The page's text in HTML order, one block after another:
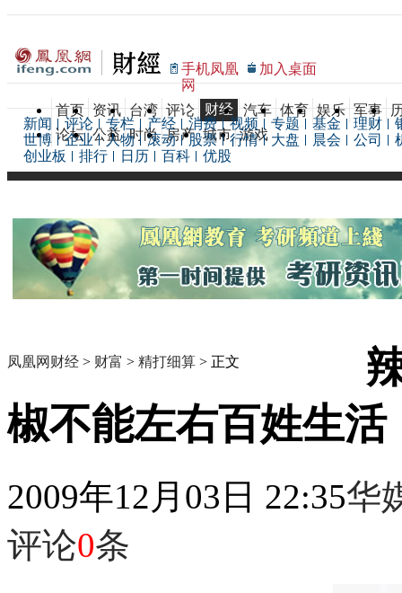
手机凤凰
网
加入桌面
首页 资讯 台湾 评论 财经 汽车 体育 娱乐 军事
论坛 公益 时尚 房产 城市 游戏
新闻 评论 专栏 产经 消费 视频 专题 基金 理财
世博
企业 人物 滚动 股票 行情 大盘 晨会 公司
创业板
排行 日历 百科 优股
凤凰网财经 > 财富 > 精打细算 > 正文
椒不能左右百姓生活
2009年12月03日 22:35华
评论0条